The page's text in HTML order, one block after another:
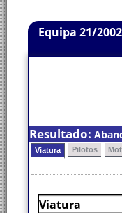
Equipa 21/2002
Resultado:
Viatura Pilotos
Viatura